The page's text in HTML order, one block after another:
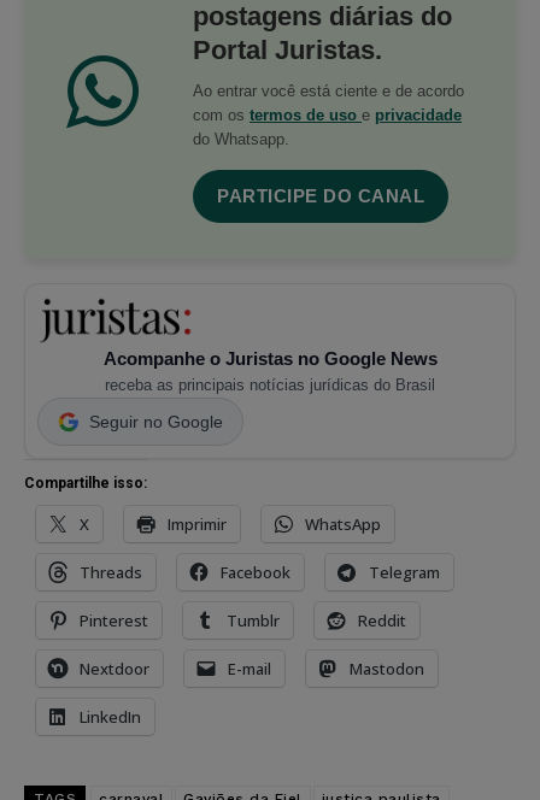
postagens diárias do
Portal Juristas.
Ao entrar você está ciente e de acordo
com os termos de uso e privacidade
do Whatsapp.
PARTICIPE DO CANAL
Acompanhe o Juristas no Google News
receba as principais notícias jurídicas do Brasil
Seguir no Google
Compartilhe isso:
X Imprimir WhatsApp
Threads Facebook Telegram
Pinterest Tumblr Reddit
Nextdoor E-mail Mastodon
LinkedIn